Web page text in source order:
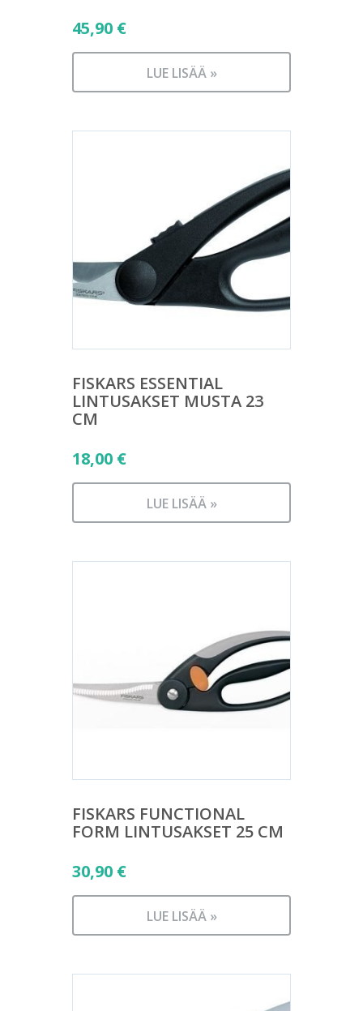
45,90 €
LUE LISÄÄ »
FISKARS ESSENTIAL
LINTUSAKSET MUSTA 23
CM
18,00 €
LUE LISÄÄ »
FISKARS FUNCTIONAL
FORM LINTUSAKSET 25 CM
30,90 €
LUE LISÄÄ »